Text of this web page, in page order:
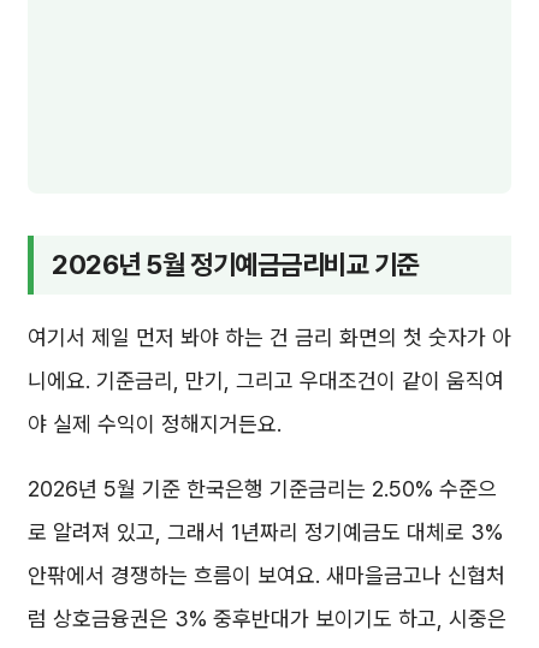
2026년 5월 정기예금금리비교 기준
여기서 제일 먼저 봐야 하는 건 금리 화면의 첫 숫자가 아
니에요. 기준금리, 만기, 그리고 우대조건이 같이 움직여
야 실제 수익이 정해지거든요.
2026년 5월 기준 한국은행 기준금리는 2.50% 수준으
로 알려져 있고, 그래서 1년짜리 정기예금도 대체로 3%
안팎에서 경쟁하는 흐름이 보여요. 새마을금고나 신협처
럼 상호금융권은 3% 중후반대가 보이기도 하고, 시중은